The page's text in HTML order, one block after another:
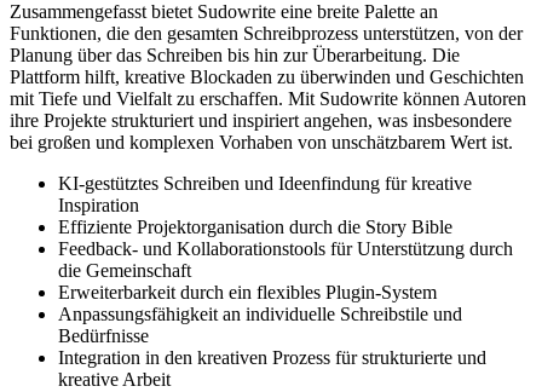
Zusammengefasst bietet Sudowrite eine breite Palette an
Funktionen, die den gesamten Schreibprozess unterstützen, von der
Planung über das Schreiben bis hin zur Überarbeitung. Die
Plattform hilft, kreative Blockaden zu überwinden und Geschichten
mit Tiefe und Vielfalt zu erschaffen. Mit Sudowrite können Autoren
ihre Projekte strukturiert und inspiriert angehen, was insbesondere
bei großen und komplexen Vorhaben von unschätzbarem Wert ist.
KI-gestütztes Schreiben und Ideenfindung für kreative
Inspiration
Effiziente Projektorganisation durch die Story Bible
Feedback- und Kollaborationstools für Unterstützung durch
die Gemeinschaft
Erweiterbarkeit durch ein flexibles Plugin-System
Anpassungsfähigkeit an individuelle Schreibstile und
Bedürfnisse
Integration in den kreativen Prozess für strukturierte und
kreative Arbeit